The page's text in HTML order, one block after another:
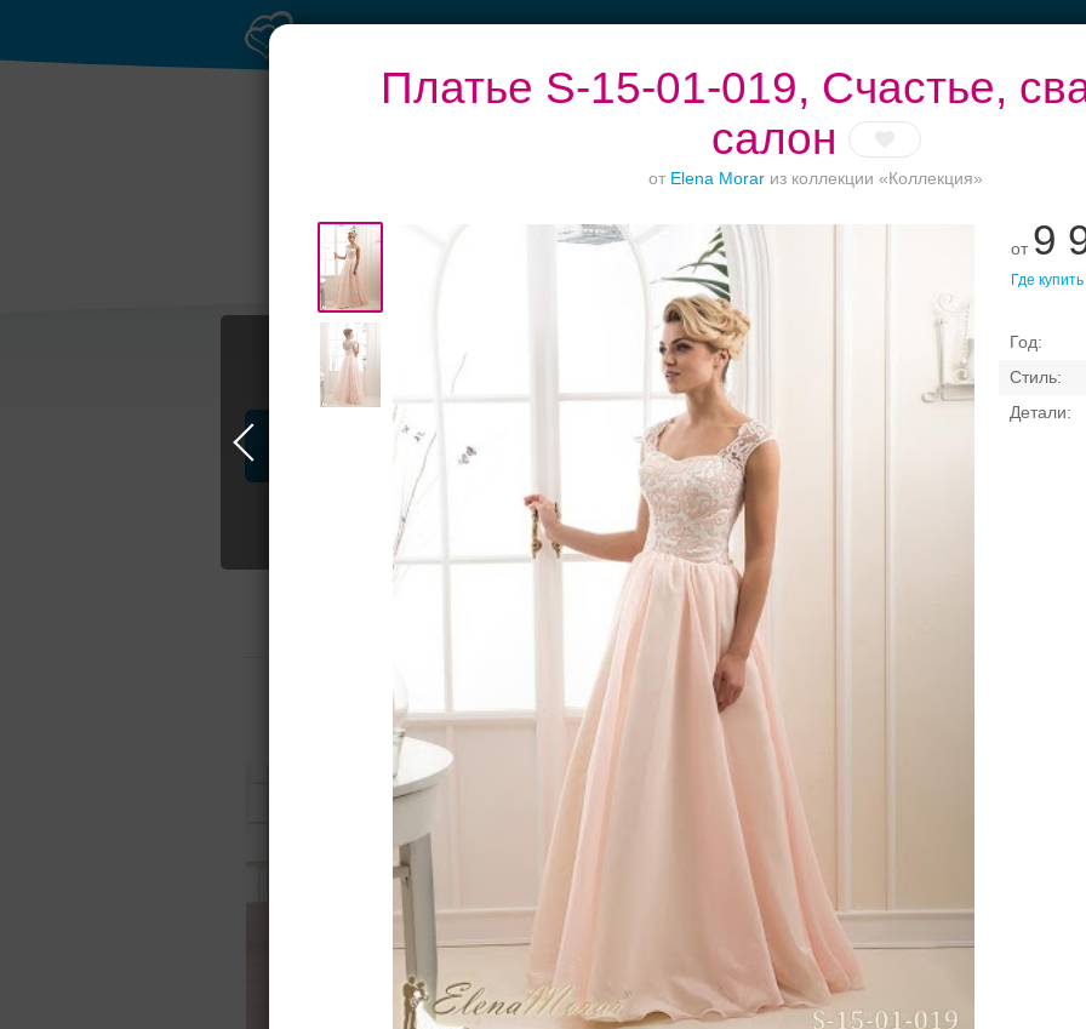
Платье S-15-01-019, Счастье,
салон
от Elena Morar из коллекции «Коллекция»
от 9
Где купить
Профессионалы и услуги Свадебные платья Банкет
Счастье, свадебный салон —
принцесса
Для вас найдено 8 платьев